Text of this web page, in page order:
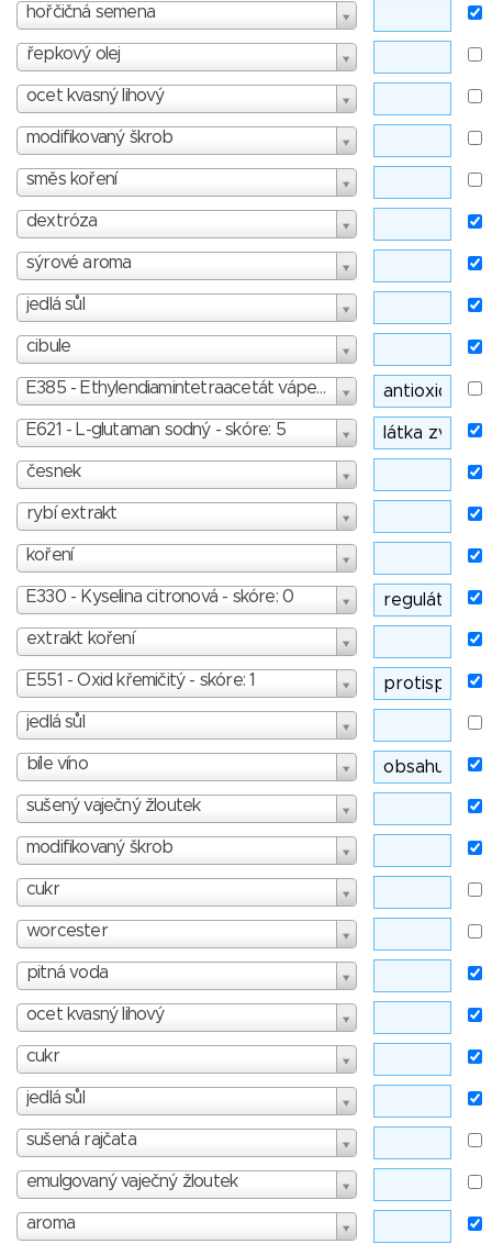
hořčičná semena
řepkový olej
ocet kvasný lihový
modifikovaný škrob
směs koření
dextróza
sýrové aroma
jedlá sůl
cibule
E385 - Ethylendiamintetraacetát vápenato-disodný - skóre: 3
E621 - L-glutaman sodný - skóre: 5
česnek
rybí extrakt
koření
E330 - Kyselina citronová - skóre: 0
extrakt koření
E551 - Oxid křemičitý - skóre: 1
jedlá sůl
bíle víno
sušený vaječný žloutek
modifikovaný škrob
cukr
worcester
pitná voda
ocet kvasný lihový
cukr
jedlá sůl
sušená rajčata
emulgovaný vaječný žloutek
aroma